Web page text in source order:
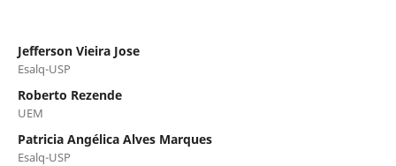
Jefferson Vieira Jose
Esalq-USP
Roberto Rezende
UEM
Patricia Angélica Alves Marques
Esalq-USP